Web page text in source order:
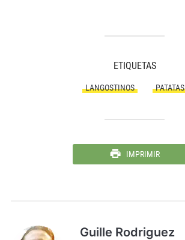
ETIQUETAS
LANGOSTINOS PATATAS
IMPRIMIR
Guille Rodriguez